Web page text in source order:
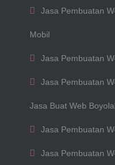
Jasa Pembuatan
Mobil
Jasa Pembuatan
Jasa Pembuatan
Jasa Buat Web
Jasa Pembuatan
Jasa Pembuatan